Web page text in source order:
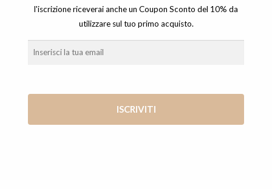
COSEVANE SHOP
Via Giosué Carducci, 65 56127 Pisa (PI)
l'iscrizione riceverai anche un Coupon Sconto del 10% da
utilizzare sul tuo primo acquisto.